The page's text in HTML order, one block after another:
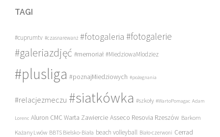
TAGI
#cuprumtv #czasnarewanż #fotogaleria #fotogalerie
#galeriazdjęć #memoriał #MiedziowaMlodziez
#plusliga #poznajMiedziowych #pożegnania
#relacjezmeczu #siatkówka #szkoły #WartoPomagac Adam
Lorenc Aluron CMC Warta Zawiercie Asseco Resovia Rzeszów Barkom
Każany Lwów BBTS Bielsko-Biała beach volleyball Biało-czerwoni Cerrad